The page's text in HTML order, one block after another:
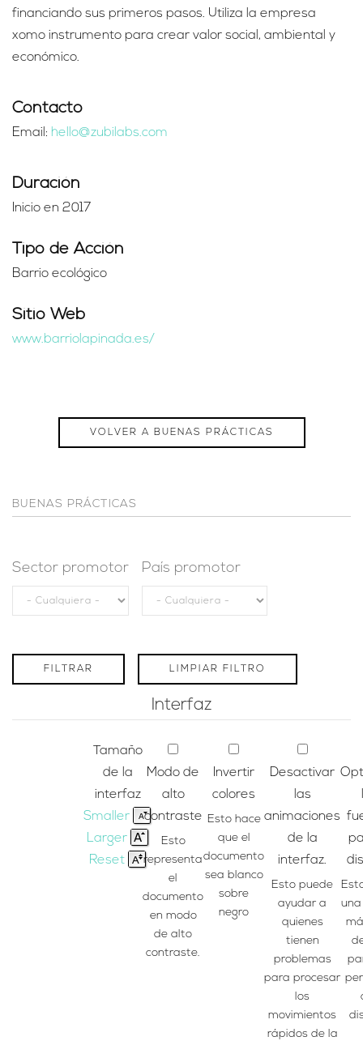
financiando sus primeros pasos. Utiliza la empresa
xomo instrumento para crear valor social, ambiental y
económico.
Contacto
Email: hello@zubilabs.com
Duración
Inicio en 2017
Tipo de Acción
Barrio ecológico
Sitio Web
www.barriolapinada.es/
VOLVER A BUENAS PRÁCTICAS
BUENAS PRÁCTICAS
Sector promotor País promotor
Interfaz
Tamaño
de la
interfaz
Smaller
Larger
Reset
Modo de
alto
contraste
Esto
representa
el
documento
en modo
de alto
contraste.
Invertir
colores
Esto hace
que el
documento
sea blanco
sobre
negro
Desactivar
las
animaciones
de la
interfaz.
Esto puede
ayudar a
quienes
tienen
problemas
para procesar
los
movimientos
rápidos de la